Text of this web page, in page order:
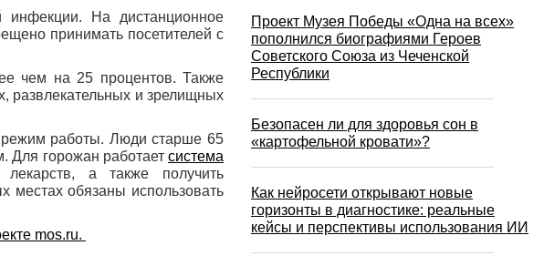
инфекции. На дистанционное
принимать посетителей с
чем на 25 процентов. Также
развлекательных и зрелищных
режим работы. Люди старше 65
Для горожан работает система
а также получить
местах обязаны использовать
mos.ru.
Проект Музея Победы «Одна на всех»
пополнился биографиями Героев
Советского Союза из Чеченской
Республики
Безопасен ли для здоровья сон в
«картофельной кровати»?
Как нейросети открывают новые
горизонты в диагностике: реальные
кейсы и перспективы использования ИИ